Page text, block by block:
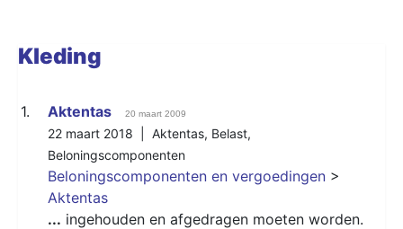
Kleding
1. Aktentas 20 maart 2009
22 maart 2018 | Aktentas, Belast,
Beloningscomponenten
Beloningscomponenten en vergoedingen >
Aktentas
... ingehouden en afgedragen moeten worden.